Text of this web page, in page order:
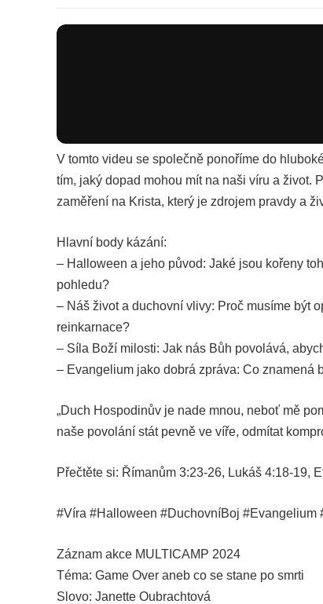
V tomto videu se společně ponoříme do
tím, jaký dopad mohou mít na naši víru a život.
zaměření na Krista, který je zdrojem pravdy a
Hlavní body kázání:
– Halloween a jeho původ: Jaké jsou kořeny
pohledu?
– Náš život a duchovní vlivy: Proč musíme být
reinkarnace?
– Síla Boží milosti: Jak nás Bůh povolává,
– Evangelium jako dobrá zpráva: Co znamená
„Duch Hospodinův je nade mnou, neboť mě
naše povolání stát pevně ve víře, odmítat
Přečtěte si: Římanům 3:23-26, Lukáš 4:18-19,
#Víra #Halloween #DuchovníBoj
Záznam akce MULTICAMP 2024
Téma: Game Over aneb co se stane po smrti
Slovo: Janette Oubrachtová